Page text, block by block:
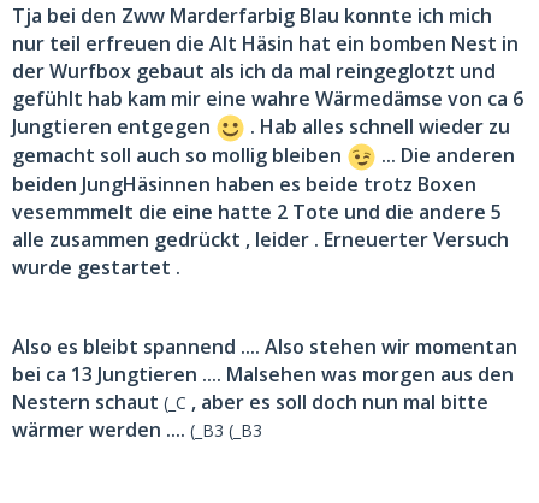
Tja bei den Zww Marderfarbig Blau konnte ich mich
nur teil erfreuen die Alt Häsin hat ein bomben Nest in
der Wurfbox gebaut als ich da mal reingeglotzt und
gefühlt hab kam mir eine wahre Wärmedämse von ca 6
Jungtieren entgegen
. Hab alles schnell wieder zu
gemacht soll auch so mollig bleiben
... Die anderen
beiden JungHäsinnen haben es beide trotz Boxen
vesemmmelt die eine hatte 2 Tote und die andere 5
alle zusammen gedrückt , leider . Erneuerter Versuch
wurde gestartet .
Also es bleibt spannend .... Also stehen wir momentan
bei ca 13 Jungtieren .... Malsehen was morgen aus den
Nestern schaut (_C , aber es soll doch nun mal bitte
wärmer werden .... (_B3 (_B3